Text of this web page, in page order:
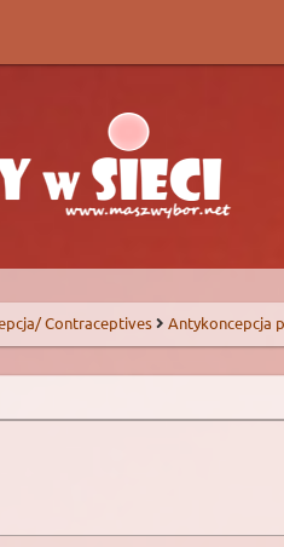
Contraceptives Antykoncepcja